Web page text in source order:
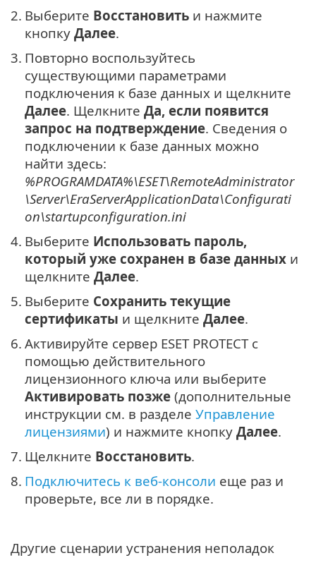
2. Выберите Восстановить и нажмите
кнопку Далее.
3. Повторно воспользуйтесь
существующими параметрами
подключения к базе данных и щелкните
Далее. Щелкните Да, если появится
запрос на подтверждение. Сведения о
подключении к базе данных можно
найти здесь:
%PROGRAMDATA%\ESET\RemoteAdministrator
\Server\EraServerApplicationData\Configurati
on\startupconfiguration.ini
4. Выберите Использовать пароль,
который уже сохранен в базе данных и
щелкните Далее.
5. Выберите Сохранить текущие
сертификаты и щелкните Далее.
6. Активируйте сервер ESET PROTECT с
помощью действительного
лицензионного ключа или выберите
Активировать позже (дополнительные
инструкции см. в разделе Управление
лицензиями) и нажмите кнопку Далее.
7. Щелкните Восстановить.
8. Подключитесь к веб-консоли еще раз и
проверьте, все ли в порядке.
Другие сценарии устранения неполадок